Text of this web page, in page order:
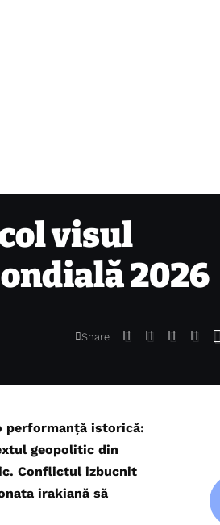
visul
2026
Share
performanță istorică:
geopolitic din
Conflictul izbucnit
irakiană să